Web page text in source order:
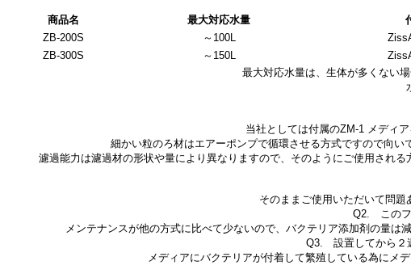
商品名 最大対応水量
ZB-200S
～100L
ZB-300S
～150L
最大対応水量は、生体が多くない
当社としては付属のZM-1 メディ
細かい粒のろ材はエアーポンプで循環させる方式ですので向
濾過能力は濾過材の形状や量により異なりますので、そのようにご使用され
そのままご使用いただいて問題
Q2. このフ
メンテナンスが他の方式に比べて少ないので、バクテリア添加剤の量は
Q3. 設置してから２
メディアにバクテリアが付着して繁殖している為にメ